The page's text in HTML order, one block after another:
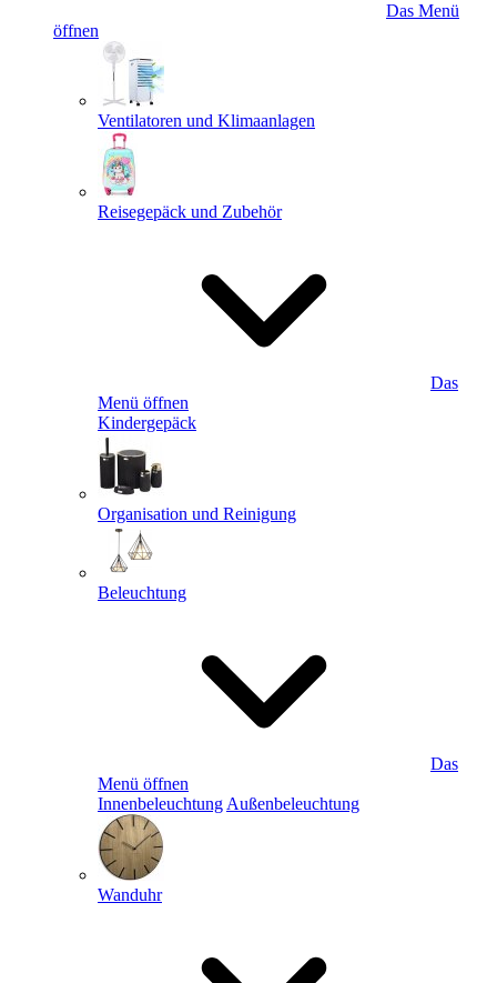
Das Menü
öffnen
Ventilatoren und Klimaanlagen
Reisegepäck und Zubehör
Das
Menü öffnen
Kindergepäck
Organisation und Reinigung
Beleuchtung
Das
Menü öffnen
Innenbeleuchtung Außenbeleuchtung
Wanduhr